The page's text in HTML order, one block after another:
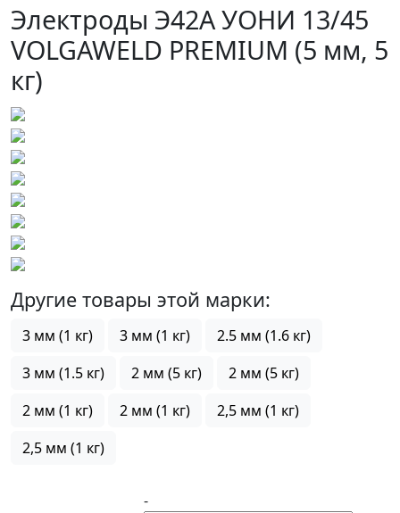
Электроды Э42А УОНИ 13/45
VOLGAWELD PREMIUM (5 мм, 5
кг)
Другие товары этой марки:
3 мм (1 кг) 3 мм (1 кг)
2.5 мм (1.6 кг)
3 мм (1.5 кг)
2 мм (5 кг)
2 мм (5 кг)
2 мм (1 кг)
2 мм (1 кг)
2,5 мм (1 кг)
2,5 мм (1 кг)
-